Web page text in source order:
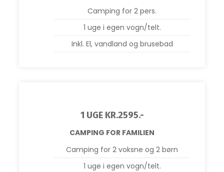
​Camping for 2 pers.
1 uge i egen vogn/telt.
Inkl. El, vandland og brusebad
1 UGE KR.2595.-
​CAMPING FOR FAMILIEN
Camping for 2 voksne og 2 børn
1 uge i egen vogn/telt.